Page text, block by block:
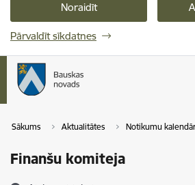
Noraidīt
Pārvaldīt sīkdatnes
Sākums Aktualitātes Notikumu
Finanšu komiteja